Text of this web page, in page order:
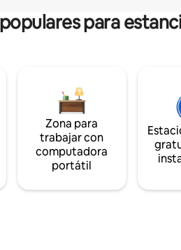
para
Zona para
trabajar con
computadora
portátil